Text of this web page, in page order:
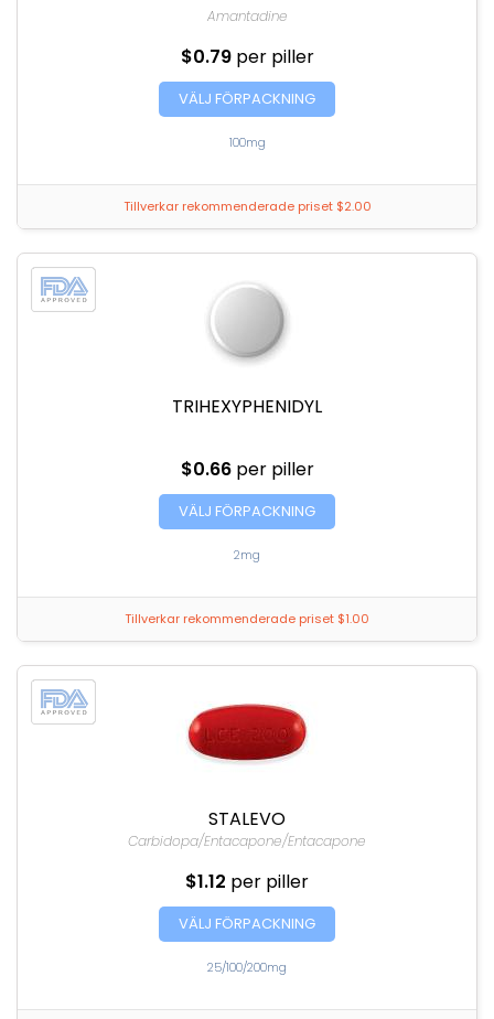
Amantadine
$0.79 per piller
VÄLJ FÖRPACKNING
100mg
Tillverkar rekommenderade priset $2.00
TRIHEXYPHENIDYL
$0.66 per piller
VÄLJ FÖRPACKNING
2mg
Tillverkar rekommenderade priset $1.00
STALEVO
Carbidopa/Entacapone/Entacapone
$1.12 per piller
VÄLJ FÖRPACKNING
25/100/200mg